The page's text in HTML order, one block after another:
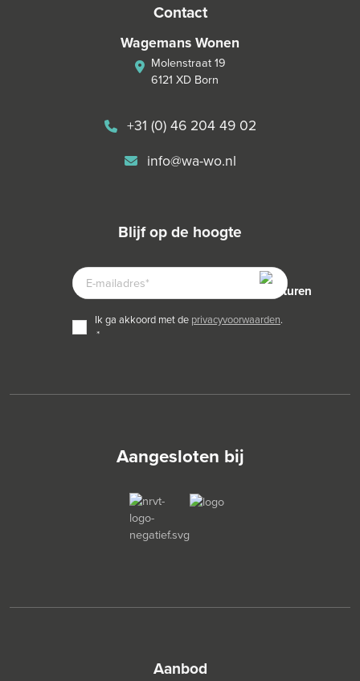
contact
Wagemans Wonen
Molenstraat 19
6121 XD Born
+31 (0) 46 204 49 02
info@wa-wo.nl
blijf op de hoogte
E-
MAILADRES
TOESTEMMING
*
ik ga akkoord met de privacyvoorwaarden.
*
Aangesloten bij
aanbod